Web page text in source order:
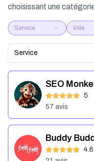
choisissant une
Service Ville
Service
SEO
5
57 avis
Buddy
4.8